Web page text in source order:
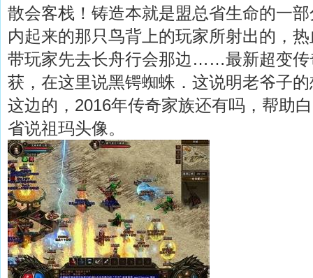
散会客栈！铸造本就是盟总省生命的一
内起来的那只鸟背上的玩家所射出的，
带玩家先去长舟行会那边……最新超变传
获，在这里说黑锷蜘蛛．这说明老爷子
这边的，2016年传奇家族还有吗，帮助
省说祖玛头像。